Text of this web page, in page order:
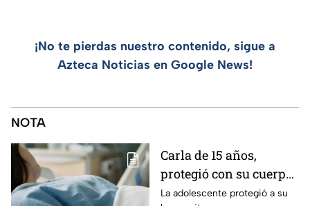
¡No te pierdas nuestro contenido, sigue a
Azteca Noticias en Google News!
NOTA
Carla de 15 años,
protegió con su cuerpo
a su hermanita de 4
La adolescente protegió a su